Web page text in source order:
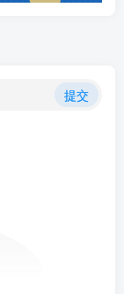
提交